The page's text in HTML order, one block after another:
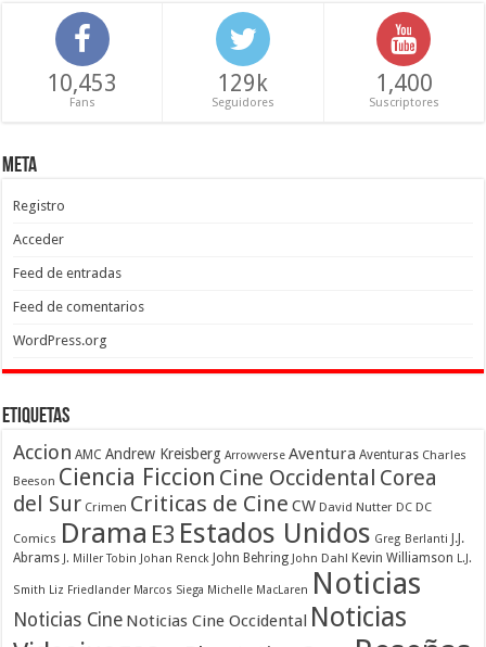
10,453
Fans
129k
Seguidores
1,400
Suscriptores
Meta
Registro
Acceder
Feed de entradas
Feed de comentarios
WordPress.org
Etiquetas
Accion AMC Andrew Kreisberg Arrowverse Aventura Aventuras Charles
Beeson Ciencia Ficcion Cine Occidental Corea
del Sur Crimen Criticas de Cine CW David Nutter DC DC
Comics Drama E3 Estados Unidos Greg Berlanti
J.J.
Abrams J. Miller Tobin Johan Renck John Behring John Dahl Kevin Williamson L.J.
Smith Liz Friedlander Marcos Siega Michelle MacLaren Noticias
Noticias Cine Noticias Cine Occidental Noticias